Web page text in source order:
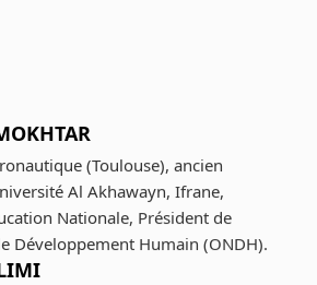
(Toulouse), ancien
Al Akhawayn, Ifrane,
Nationale, Président de
Développement Humain (ONDH).